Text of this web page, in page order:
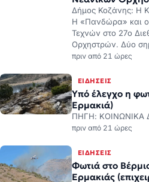
Ορχηστρών. Δύο
πριν από 21 ώρες
ΕΙΔΉΣΕΙΣ
Υπό έλεγχο η
ΠΗΓΗ: ΚΟΙΝΩΝΙΚΑ
πριν από 21 ώρες
ΕΙΔΉΣΕΙΣ
Φωτιά στο
δυνάμεις της
του δήμου
Φωτιά στο Βέρμιο